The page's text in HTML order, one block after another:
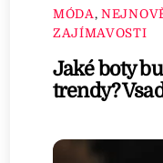
MÓDA ,
ZAJÍMAVOSTI
Jaké boty
trendy?